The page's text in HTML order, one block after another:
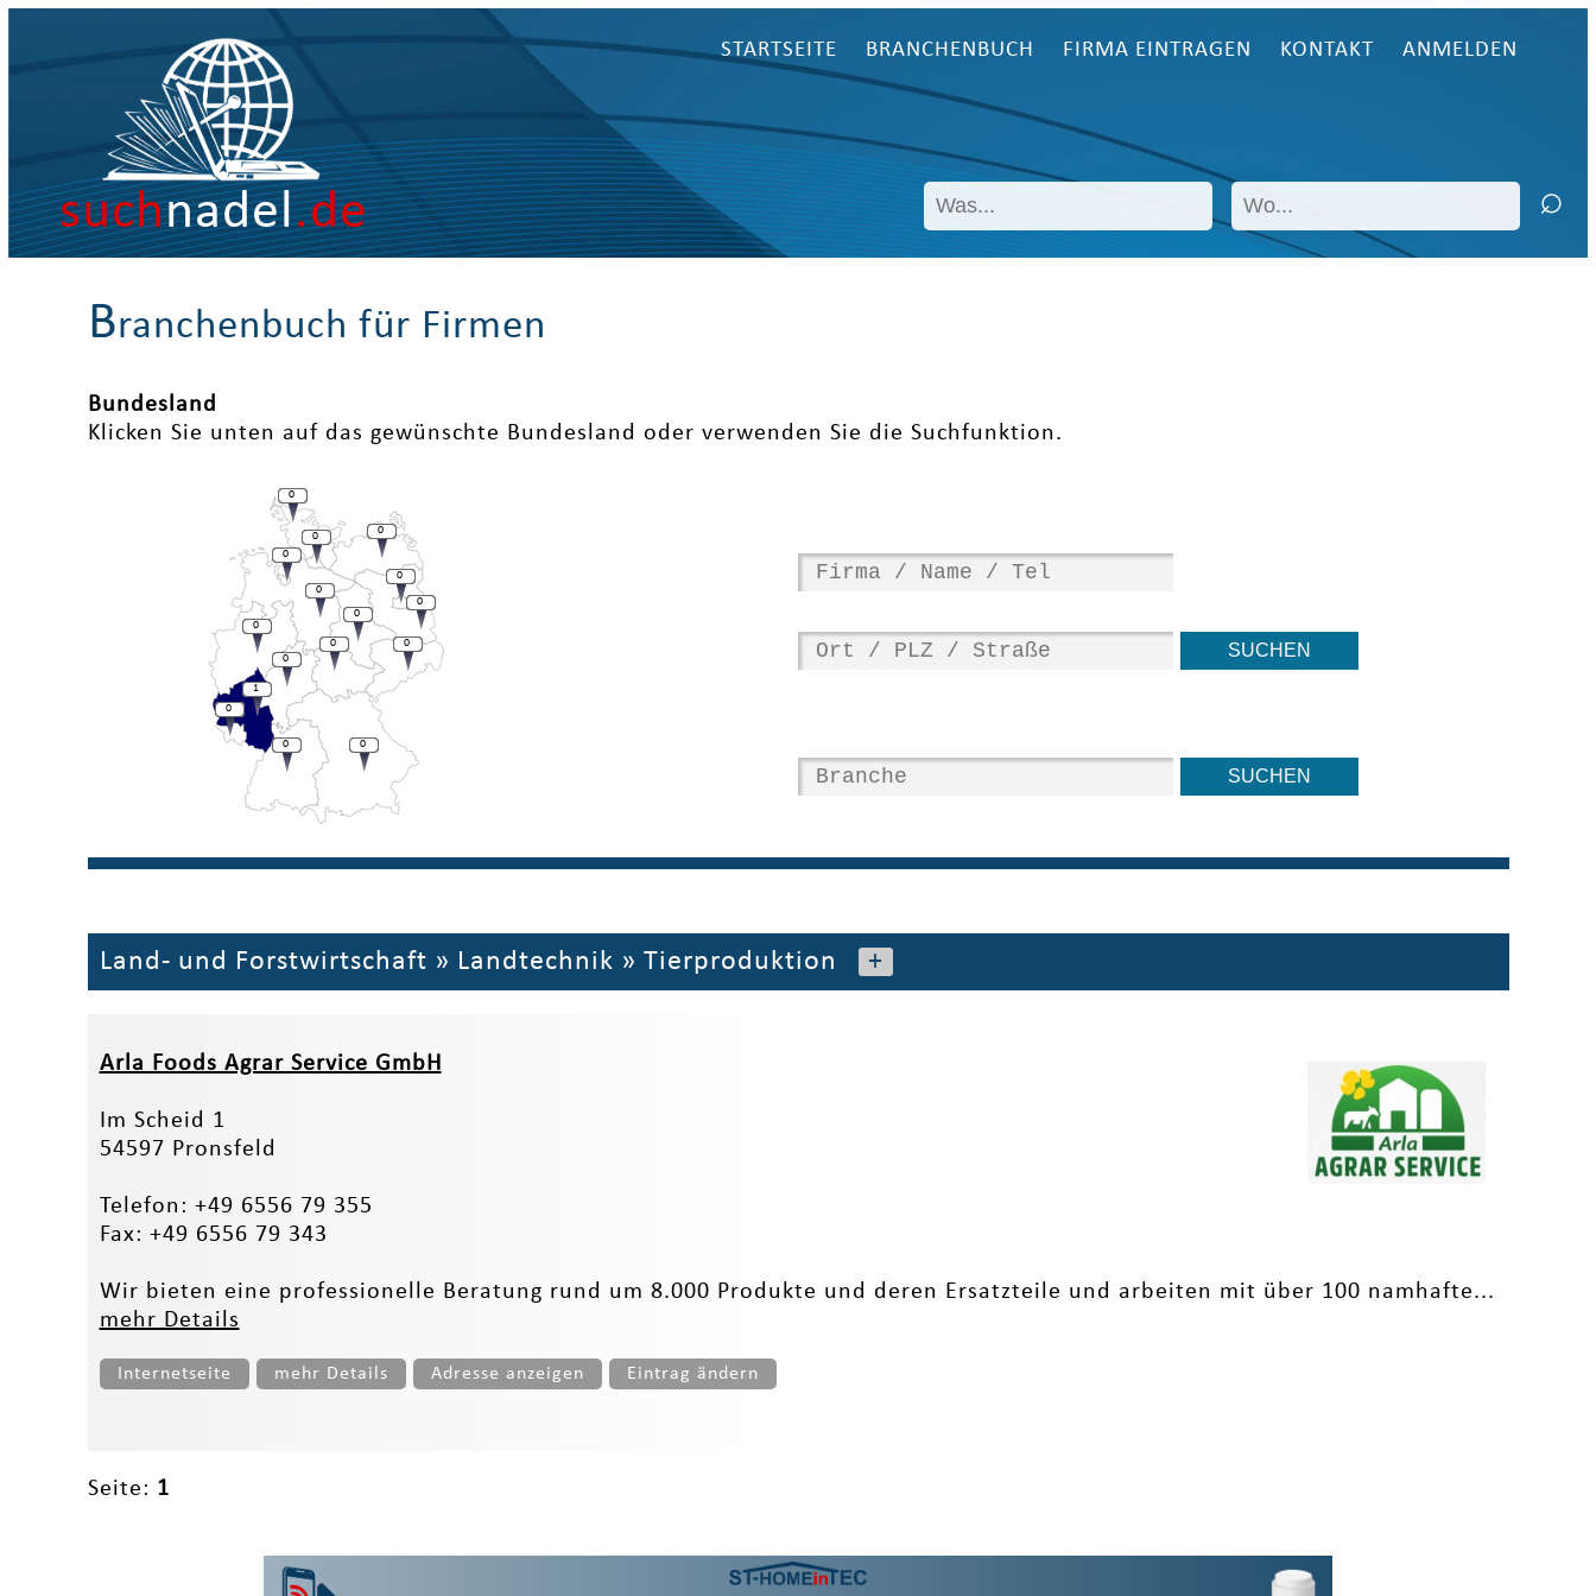
suchnadel.de
STARTSEITE BRANCHENBUCH FIRMA EINTRAGEN KONTAKT ANMELDEN
Branchenbuch für Firmen
Bundesland
Klicken Sie unten auf das gewünschte Bundesland oder verwenden Sie die Suchfunktion.
0
0
0
0
0
0
0
0
0
0
0
0
1
0
0
0
Land- und Forstwirtschaft » Landtechnik » Tierproduktion +
Arla Foods Agrar Service GmbH
Im Scheid 1
54597 Pronsfeld
Telefon: +49 6556 79 355
Fax: +49 6556 79 343
Wir bieten eine professionelle Beratung rund um 8.000 Produkte und deren Ersatzteile und arbeiten mit über 100 namhafte...
mehr Details
Internetseite mehr Details Adresse anzeigen Eintrag ändern
Seite: 1